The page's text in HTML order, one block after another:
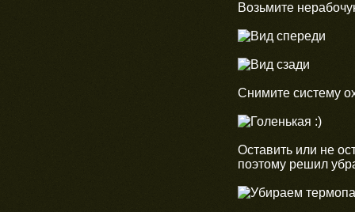
Возьмите
Снимите систему
Оставить или не
поэтому решил